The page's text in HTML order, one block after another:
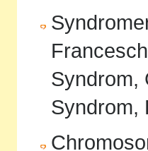
Syndrom,
Syndrom,